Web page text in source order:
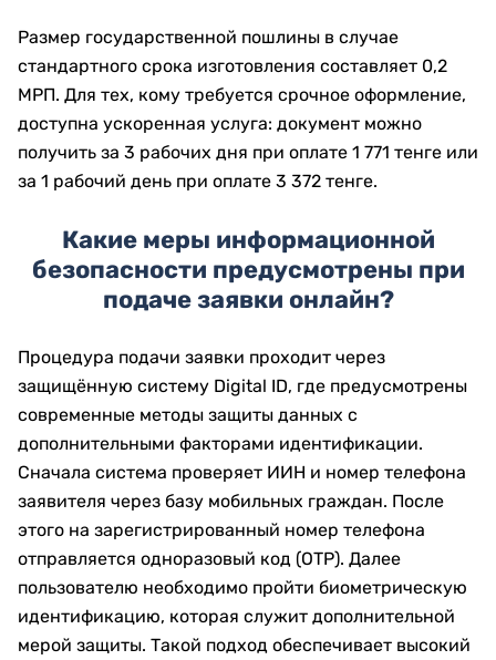
Размер государственной пошлины в случае
стандартного срока изготовления составляет 0,2
МРП. Для тех, кому требуется срочное оформление,
доступна ускоренная услуга: документ можно
получить за 3 рабочих дня при оплате 1 771 тенге или
за 1 рабочий день при оплате 3 372 тенге.
Какие меры информационной
безопасности предусмотрены при
подаче заявки онлайн?
Процедура подачи заявки проходит через
защищённую систему Digital ID, где предусмотрены
современные методы защиты данных с
дополнительными факторами идентификации.
Сначала система проверяет ИИН и номер телефона
заявителя через базу мобильных граждан. После
этого на зарегистрированный номер телефона
отправляется одноразовый код (OTP). Далее
пользователю необходимо пройти биометрическую
идентификацию, которая служит дополнительной
мерой защиты. Такой подход обеспечивает высокий